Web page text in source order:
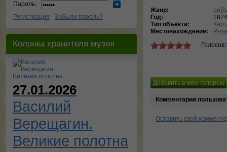
Пароль:
Регистрация
Забыли пароль?
Колонка хранителя музея
27.01.2026
Василий
Верещагин.
Великие полотна
Жанр:
Год:
1874
Тип объекта:
Местонахождение:
Комментарии
Оставить свой